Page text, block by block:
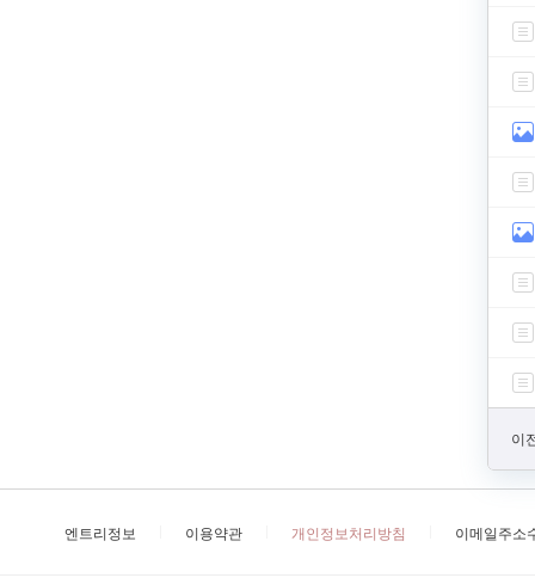
이
엔트리정보 이용약관 개인정보처리방침 이메일주소